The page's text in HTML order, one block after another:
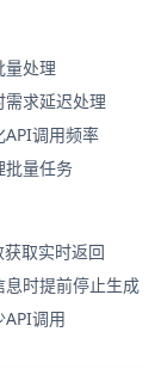
量处理
求延迟处理
调用频率
批量任务
取实时返回
时提前停止生成
调用